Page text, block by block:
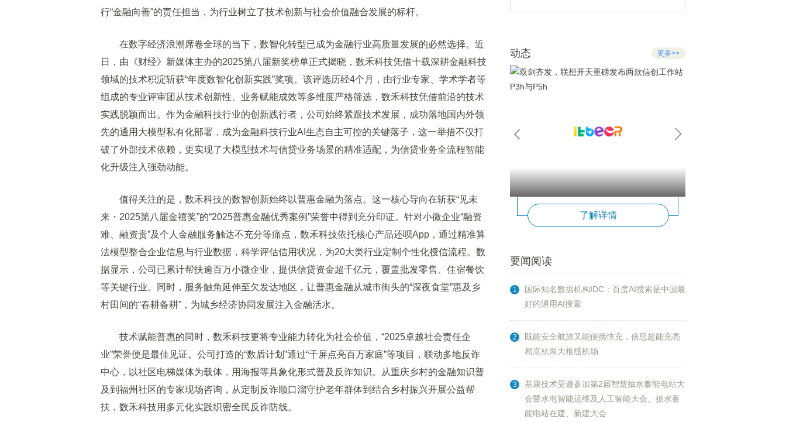
行“金融向善”的责任担当，为行业树立了技术创新与社会价值融合发展的标杆。
在数字经济浪潮席卷全球的当下，数智化转型已成为金融行业高质量发展的必然选择。近
日，由《财经》新媒体主办的2025第八届新奖榜单正式揭晓，数禾科技凭借十载深耕金融科技
领域的技术积淀斩获“年度数智化创新实践”奖项。该评选历经4个月，由行业专家、学术学者等
组成的专业评审团从技术创新性、业务赋能成效等多维度严格筛选，数禾科技凭借前沿的技术
实践脱颖而出。作为金融科技行业的创新践行者，公司始终紧跟技术发展，成功落地国内外领
先的通用大模型私有化部署，成为金融科技行业AI生态自主可控的关键落子，这一举措不仅打
破了外部技术依赖，更实现了大模型技术与信贷业务场景的精准适配，为信贷业务全流程智能
化升级注入强劲动能。
值得关注的是，数禾科技的数智创新始终以普惠金融为落点。这一核心导向在斩获“见未
来・2025第八届金禧奖”的“2025普惠金融优秀案例”荣誉中得到充分印证。针对小微企业“融资
难、融资贵”及个人金融服务触达不充分等痛点，数禾科技依托核心产品还呗App，通过精准算
法模型整合企业信息与行业数据，科学评估信用状况，为20大类行业定制个性化授信流程。数
据显示，公司已累计帮扶逾百万小微企业，提供信贷资金超千亿元，覆盖批发零售、住宿餐饮
等关键行业。同时，服务触角延伸至欠发达地区，让普惠金融从城市街头的“深夜食堂”惠及乡
村田间的“春耕备耕”，为城乡经济协同发展注入金融活水。
技术赋能普惠的同时，数禾科技更将专业能力转化为社会价值，“2025卓越社会责任企
业”荣誉便是最佳见证。公司打造的“数盾计划”通过“千屏点亮百万家庭”等项目，联动多地反诈
中心，以社区电梯媒体为载体，用海报等具象化形式普及反诈知识。从重庆乡村的金融知识普
及到福州社区的专家现场咨询，从定制反诈顺口溜守护老年群体到结合乡村振兴开展公益帮
扶，数禾科技用多元化实践织密全民反诈防线。
动态 更多>>
了解详情
要闻阅读
1
国际知名数据机构IDC：百度AI搜索是中国最
好的通用AI搜索
2
既能安全航旅又能便携快充，倍思超能充亮
相京杭两大枢纽机场
3
基康技术受邀参加第2届智慧抽水蓄能电站大
会暨水电智能运维及人工智能大会、抽水蓄
能电站在建、新建大会